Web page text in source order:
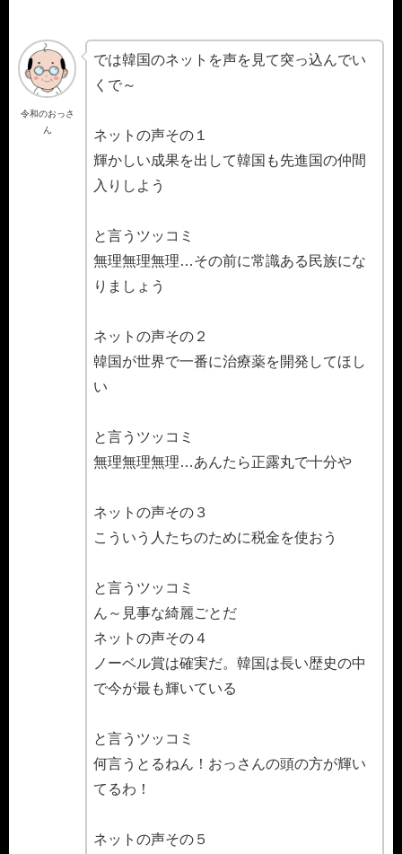
令和のおっさ
ん
では韓国のネットを声を見て突っ込んでい
くで～
ネットの声その１
輝かしい成果を出して韓国も先進国の仲間
入りしよう
と言うツッコミ
無理無理無理…その前に常識ある民族にな
りましょう
ネットの声その２
韓国が世界で一番に治療薬を開発してほし
い
と言うツッコミ
無理無理無理…あんたら正露丸で十分や
ネットの声その３
こういう人たちのために税金を使おう
と言うツッコミ
ん～見事な綺麗ごとだ
ネットの声その４
ノーベル賞は確実だ。韓国は長い歴史の中
で今が最も輝いている
と言うツッコミ
何言うとるねん！おっさんの頭の方が輝い
てるわ！
ネットの声その５